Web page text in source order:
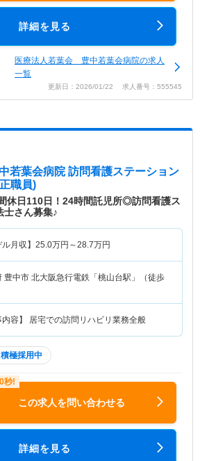
詳細を見る
医療法人若葉会 豊中若葉会病院の求人
一覧
更新日：2026/01/22 求人番号：555545
若葉会病院 訪問看護ステーション
職員)
休日110日！24時間託児所◎訪問看護ス
士さん募集♪
ル月収】 25.0万円～28.7万円
豊中市 北大阪急行電鉄「桃山台駅」（徒歩
内容】 居宅での訪問リハビリ業務全般
積極採用中
この求人を問い合わせる
詳細を見る